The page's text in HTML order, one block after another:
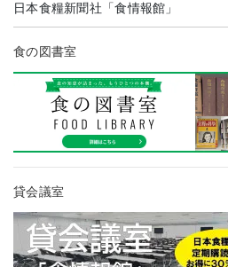
日本食糧新聞社「食情報館」
食の図書室
貸会議室